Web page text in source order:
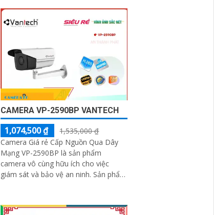
qua mạng LAN hoặc Internet
CAMERA VP-2590BP VANTECH
1,074,500 ₫
1,535,000 ₫
Camera Giá rẻ Cấp Nguồn Qua Dây
Mạng VP-2590BP là sản phẩm
camera vô cùng hữu ích cho việc
giám sát và bảo vệ an ninh. Sản phẩm